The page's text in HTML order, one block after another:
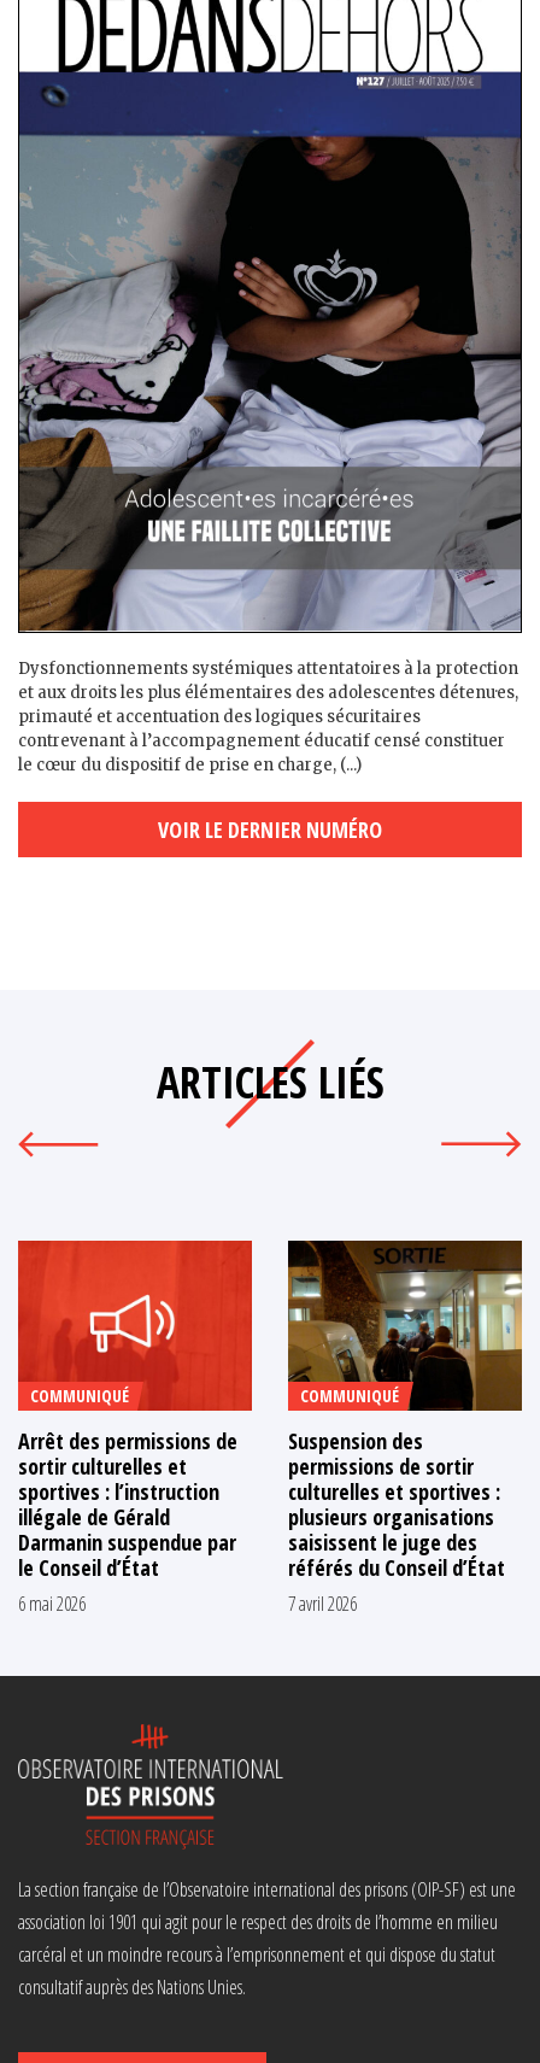
Dysfonctionnements systémiques attentatoires à la protection
et aux droits les plus élémentaires des adolescent·es détenu·es,
primauté et accentuation des logiques sécuritaires
contrevenant à l’accompagnement éducatif censé constituer
le cœur du dispositif de prise en charge, (...)
VOIR LE DERNIER NUMÉRO
ARTICLES LIÉS
COMMUNIQUÉ
Arrêt des permissions de
sortir culturelles et
sportives : l’instruction
illégale de Gérald
Darmanin suspendue par
le Conseil d’État
6 mai 2026
COMMUNIQUÉ
Suspension des
permissions de sortir
culturelles et sportives :
plusieurs organisations
saisissent le juge des
référés du Conseil d’État
7 avril 2026
La section française de l’Observatoire international des prisons (OIP-SF) est une
association loi 1901 qui agit pour le respect des droits de l’homme en milieu
carcéral et un moindre recours à l’emprisonnement et qui dispose du statut
consultatif auprès des Nations Unies.